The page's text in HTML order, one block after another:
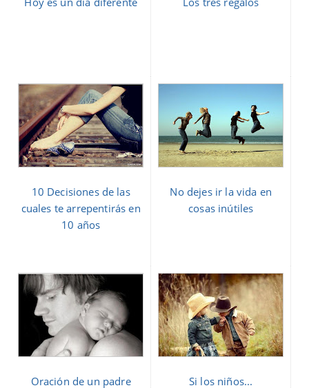
10 Decisiones de las
cuales te arrepentirás en
10 años
No dejes ir la vida en
cosas inútiles
Oración de un padre Si los niños...